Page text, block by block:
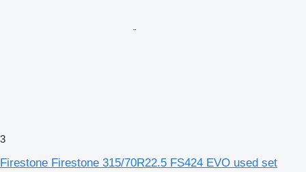
3
Firestone Firestone 315/70R22.5 FS424 EVO used set